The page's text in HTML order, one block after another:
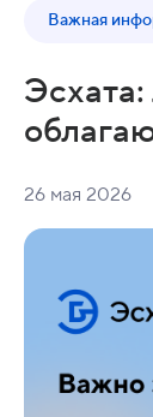
Важная
26 мая 2026